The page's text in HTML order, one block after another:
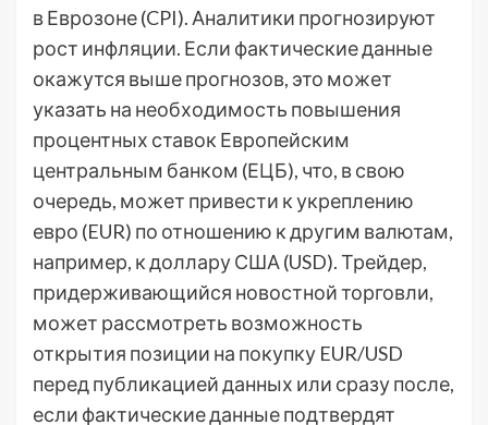
в Еврозоне (CPI). Аналитики прогнозируют
рост инфляции. Если фактические данные
окажутся выше прогнозов, это может
указать на необходимость повышения
процентных ставок Европейским
центральным банком (ЕЦБ), что, в свою
очередь, может привести к укреплению
евро (EUR) по отношению к другим валютам,
например, к доллару США (USD). Трейдер,
придерживающийся новостной торговли,
может рассмотреть возможность
открытия позиции на покупку EUR/USD
перед публикацией данных или сразу после,
если фактические данные подтвердят